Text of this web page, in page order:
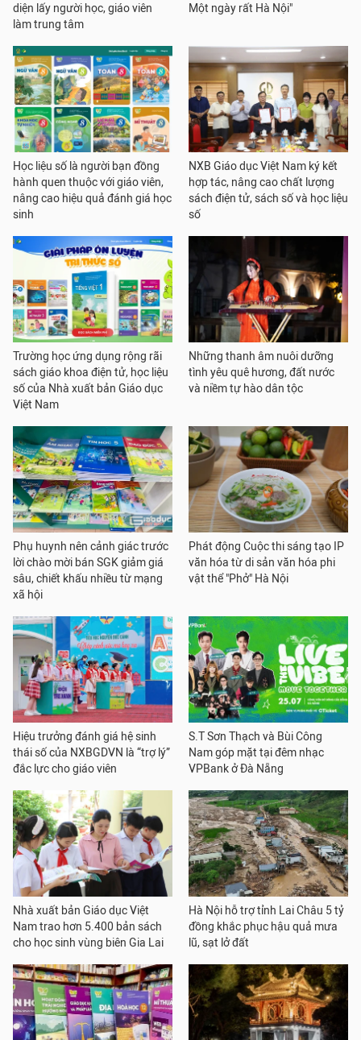
diện lấy người học, giáo viên
làm trung tâm
Một ngày rất Hà Nội"
Học liệu số là người bạn đồng
hành quen thuộc với giáo viên,
nâng cao hiệu quả đánh giá học
sinh
NXB Giáo dục Việt Nam ký kết
hợp tác, nâng cao chất lượng
sách điện tử, sách số và học liệu
số
Trường học ứng dụng rộng rãi
sách giáo khoa điện tử, học liệu
số của Nhà xuất bản Giáo dục
Việt Nam
Những thanh âm nuôi dưỡng
tình yêu quê hương, đất nước
và niềm tự hào dân tộc
Phụ huynh nên cảnh giác trước
lời chào mời bán SGK giảm giá
sâu, chiết khấu nhiều từ mạng
xã hội
Phát động Cuộc thi sáng tạo IP
văn hóa từ di sản văn hóa phi
vật thể "Phở" Hà Nội
Hiệu trưởng đánh giá hệ sinh
thái số của NXBGDVN là “trợ lý”
đắc lực cho giáo viên
S.T Sơn Thạch và Bùi Công
Nam góp mặt tại đêm nhạc
VPBank ở Đà Nẵng
Nhà xuất bản Giáo dục Việt
Nam trao hơn 5.400 bản sách
cho học sinh vùng biên Gia Lai
Hà Nội hỗ trợ tỉnh Lai Châu 5 tỷ
đồng khắc phục hậu quả mưa
lũ, sạt lở đất